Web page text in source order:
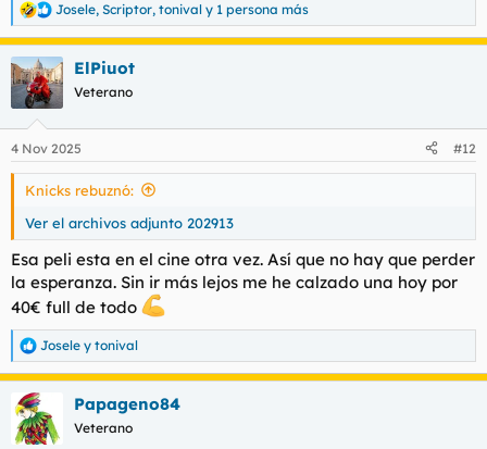
R
e
a
c
c
i
e
s
Josele, Scriptor, tonival y 1 persona más
ElPiuot
Veterano
4 Nov 2025 #12
Knicks rebuznó:
Ver el archivos adjunto 202913
Esa peli esta en el cine otra vez. Así que no hay que perder
la esperanza. Sin ir más lejos me he calzado una hoy por
40€ full de todo
R
e
a
c
c
i
Josele y tonival
Papageno84
Veterano